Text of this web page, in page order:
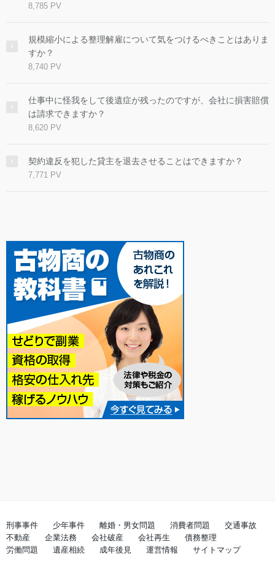
8,785 PV
規模縮小による整理解雇について気をつけるべきことはありま
すか？
8,740 PV
仕事中に怪我をして後遺症が残ったのですが、会社に損害賠償
は請求できますか？
8,620 PV
契約違反を犯した貸主を退去させることはできますか？
7,771 PV
刑事事件 少年事件 離婚・男女問題 消費者問題
交通事故
不動産
企業法務 会社破産 会社再生
債務整理
労働問題
遺産相続 成年後見 運営情報 サイトマップ